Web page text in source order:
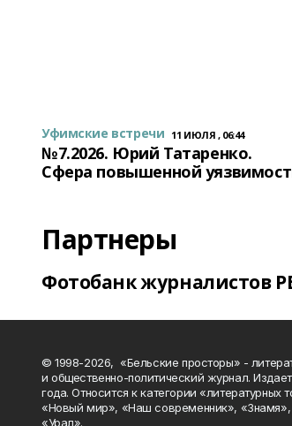
Уфимские встречи 11 ИЮЛЯ , 06:44
№7.2026. Юрий Татаренко.
Сфера повышенной
Партнеры
Фотобанк журналистов
© 1998-2026, «Бельские просторы» -
и общественно-политический журнал.
года. Относится к категории «литературных
«Новый мир», «Наш современник»,
«Урал».